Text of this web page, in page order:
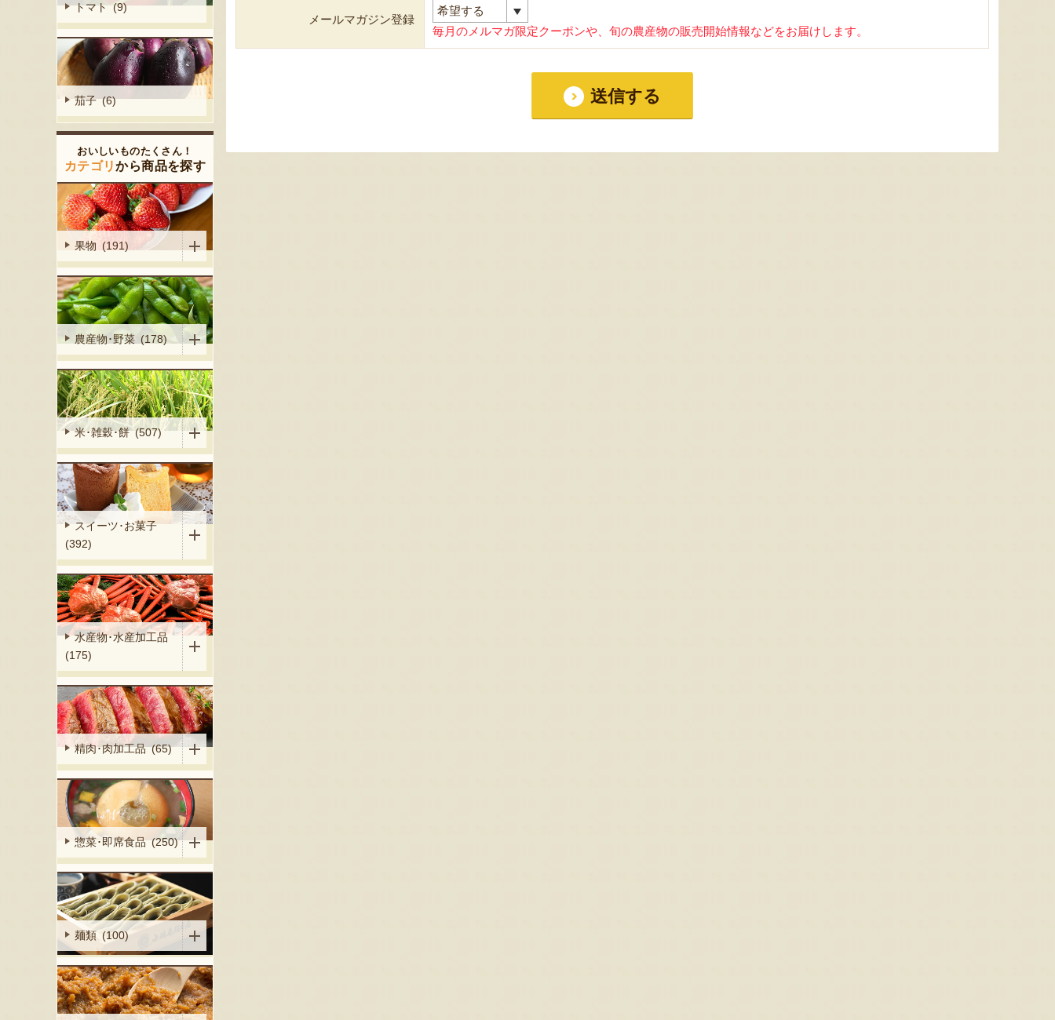
メールマガジン登録
毎月のメルマガ限定クーポンや、旬の農産物の販売開始情報などをお届けします。
トマト (9)
茄子 (6)
おいしいものたくさん！
カテゴリから商品を探す
果物 (191)
農産物･野菜 (178)
米･雑穀･餅 (507)
スイーツ･お菓子
(392)
水産物･水産加工品
(175)
精肉･肉加工品 (65)
惣菜･即席食品 (250)
麺類 (100)